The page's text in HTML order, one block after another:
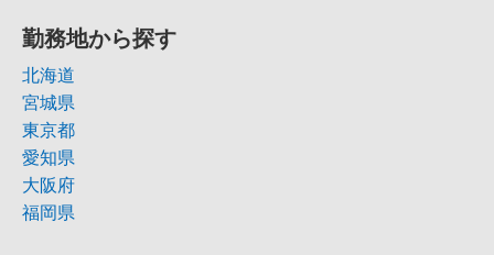
勤務地から探す
北海道
宮城県
東京都
愛知県
大阪府
福岡県